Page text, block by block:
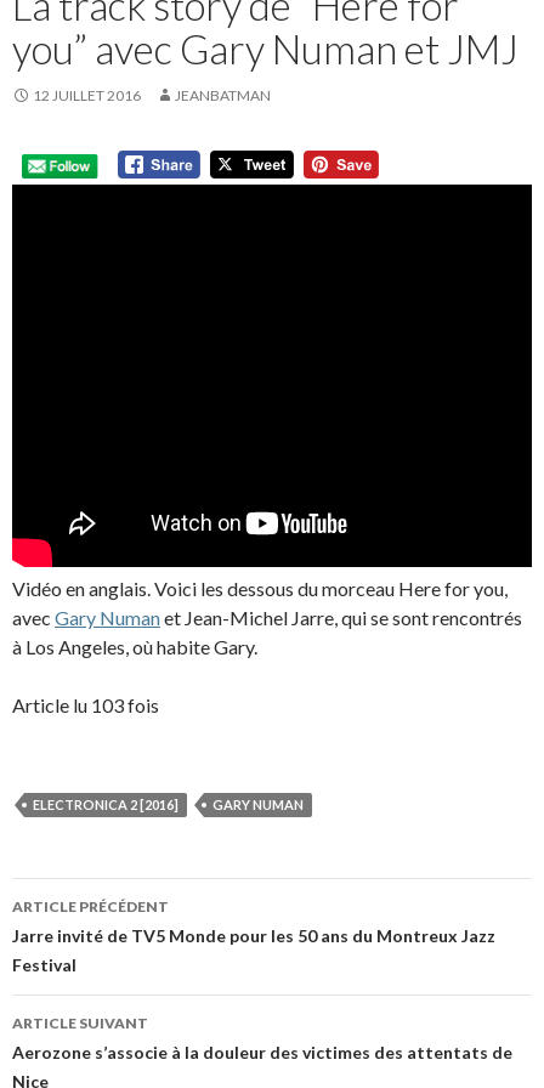
you” avec Gary Numan et JMJ
12 JUILLET 2016 JEANBATMAN
Vidéo en anglais. Voici les dessous du morceau Here for you,
avec Gary Numanet Jean-Michel Jarre, qui se sont rencontrés
à Los Angeles, où habite Gary.
Article lu 103 fois
ELECTRONICA 2 [2016] GARY NUMAN
Navigation
des
articles
ARTICLE PRÉCÉDENT
Jarre invité de TV5 Monde pour les 50 ans du Montreux Jazz
Festival
ARTICLE SUIVANT
Aerozone s’associe à la douleur des victimes des attentats de
Nice